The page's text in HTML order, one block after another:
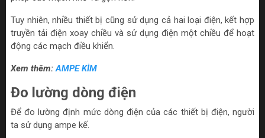
Tuy nhiên, nhiều thiết bị cũng sử dụng cả hai loại điện, kết hợp
truyền tải điện xoay chiều và sử dụng điện một chiều để hoạt
động các mạch điều khiển.
Xem thêm: AMPE KÌM
Đo lường dòng điện
Để đo lường định mức dòng điện của các thiết bị điện, người
ta sử dụng ampe kế.